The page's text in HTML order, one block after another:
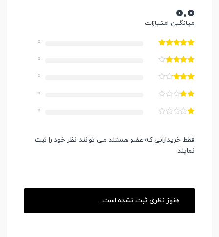
0.0
میانگین امتیازات
0
0
0
0
0
فقط خریدارانی که عضو هستند می توانند نظر خود را ثبت
نمایند
هنوز نظری ثبت نشده است.